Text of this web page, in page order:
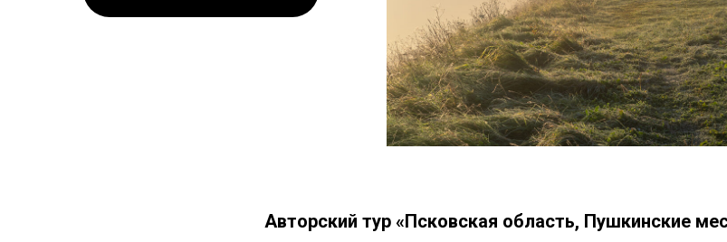
Авторский тур «Псковская область, Пушкинские